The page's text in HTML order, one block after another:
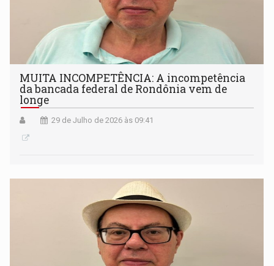
MUITA INCOMPETÊNCIA: A incompetência
da bancada federal de Rondônia vem de
longe
29 de Julho de 2026 às 09:41